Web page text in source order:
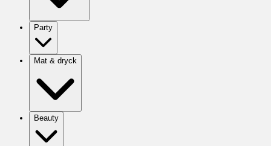
Party
Mat & dryck
Beauty